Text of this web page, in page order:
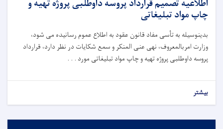
اطلاعیه تصمیم قرارداد پروسه داوطلبی پروژه تهیه و
چاپ مواد تبلیغاتی
بدینوسیله بهتأسی مفاد قانون عقود به اطلاع عمومرسانیده می شود،
وزارت امربالمعروف، نهی عنی المنکر و سمع شکایات درنظردارد، قرارداد
پروسه داوطلبی پروژه تهیه و چاپ مواد تبلیغاتی مورد . . .
بیشتر